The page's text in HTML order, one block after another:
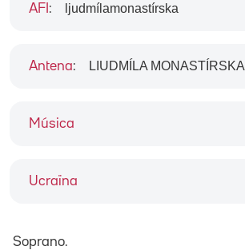
Música
Ucraïna
AFI : ljudmílamonastírska
Antena: LIUDMÍLA MONASTÍRSKA
Soprano.